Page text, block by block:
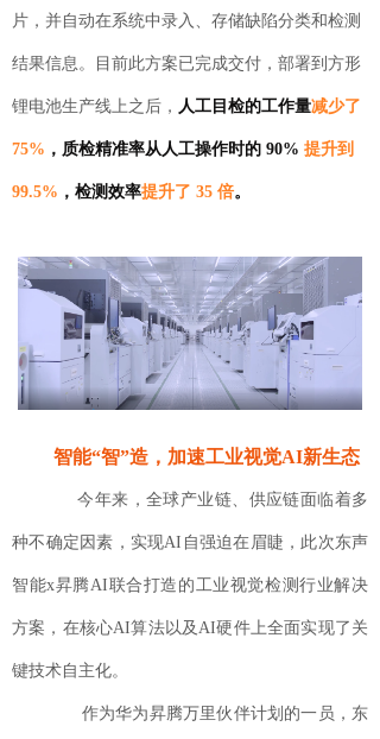
片，并自动在系统中录入、存储缺陷分类和检测
结果信息。目前此方案已完成交付，部署到方形
锂电池生产线上之后 ， 人工目检的工作量减少了
75% ，质检精准率从人工操作时的 90% 提升到
99.5% ，检测效率提升了 35 倍。
智能“智”造，加速工业视觉AI新生态
今年来，全球产业链、供应链面临着多
种不确定因素，实现AI自强迫在眉睫，此次东声
智能x昇腾AI联合打造的工业视觉检测行业解决
方案，在核心AI算法以及AI硬件上全面实现了关
键技术自主化。
作为华为昇腾万里伙伴计划的一员，东